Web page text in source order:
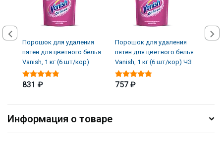
Порошок для удаления
пятен для цветного белья
Vanish, 1 кг (6 шт/кор)
831 ₽
Порошок для удаления
пятен для цветного белья
Vanish, 1 кг (6 шт/кор) ЧЗ
757 ₽
Информация о товаре